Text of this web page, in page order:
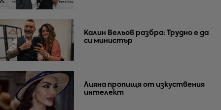
Калин Вельов разбра: Трудно е да
си министър
Лияна пропищя от изкуствения
интелект